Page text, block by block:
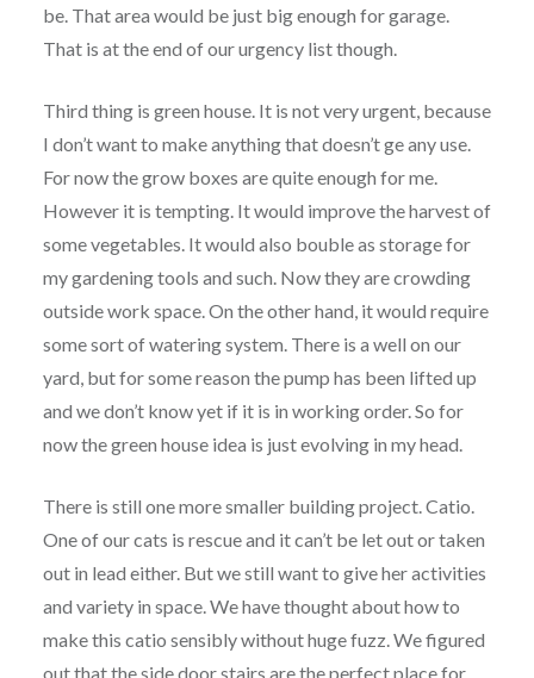
be. That area would be just big enough for garage.
That is at the end of our urgency list though.
Third thing is green house. It is not very urgent, because
I don’t want to make anything that doesn’t ge any use.
For now the grow boxes are quite enough for me.
However it is tempting. It would improve the harvest of
some vegetables. It would also bouble as storage for
my gardening tools and such. Now they are crowding
outside work space. On the other hand, it would require
some sort of watering system. There is a well on our
yard, but for some reason the pump has been lifted up
and we don’t know yet if it is in working order. So for
now the green house idea is just evolving in my head.
There is still one more smaller building project. Catio.
One of our cats is rescue and it can’t be let out or taken
out in lead either. But we still want to give her activities
and variety in space. We have thought about how to
make this catio sensibly without huge fuzz. We figured
out that the side door stairs are the perfect place for